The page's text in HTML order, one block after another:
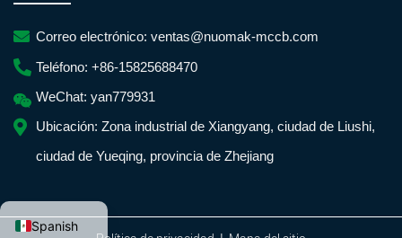
Spanish
Correo electrónico: ventas@nuomak-mccb.com
Teléfono: +86-15825688470
WeChat: yan779931
Ubicación: Zona industrial de Xiangyang, ciudad de Liushi,
ciudad de Yueqing, provincia de Zhejiang